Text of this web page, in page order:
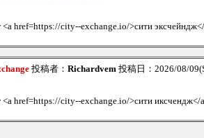
<a href=https://city--exchange.io/>сити
投稿者： Richardvem 投稿日：2026/08/
<a href=https://city--exchange.io/>сити иксчендж</